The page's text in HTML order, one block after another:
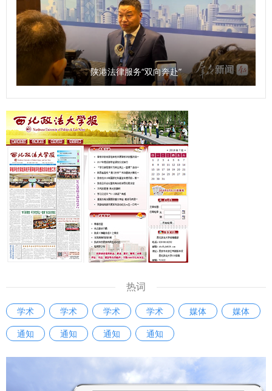
互补交流等合作方式，加强学校与法院之间的良性互动，从人
才培养、理论研究、学术交流、智库共享等方面开展院校合
作。举办“西安法院法官讲堂”和专家学术交流，开展涉外法治
人才订单式培养，搭建法学理论与司法实务调研平台，开展联
合调研和学术研究，共同总结法治实践经验和典型司法判例，
牌仪式结束后，与会代表实地参观了西安法院法官干警交流平
台，并围绕“涉外法治人才培养”主题开展了深入的座谈交流。
座谈会上，西安中院介绍了涉外案件审理及涉外法治人才培养
工作情况，来自西北政法大学、西安市司法局、西安仲裁委员
会、西安市律师协会以及莲湖区人民法院、雁塔区人民法院的
同志围绕涉外法律服务的工作经验、涉外法治人才培养的意见
建议等方面进行了交流发言，凝聚了智慧，达成了共识。今
后，西安法院将紧扣国家涉外法治建设需求，注重协同配合，
坚持审判一线实践锻炼，不断强化教育培训阵地作用，通过加
大学术调研工作力度，搭建交流互鉴成长平台，携手共进，以
创新思维、务实举措，培养出一批政治立场坚定、专业素质过
国涉外法治建设贡献更多力量。 【中国新闻网】【阳光网】
【人民周刊网】【今日头条】【起点新闻】【三秦都市报】西
https://m.chinanews.com/wap/detail/chs/zw/10490348.sh
陕港法律服务“双向奔赴”
热词
学术 学术 学术 学术 媒体
媒体
通知
通知 通知 通知